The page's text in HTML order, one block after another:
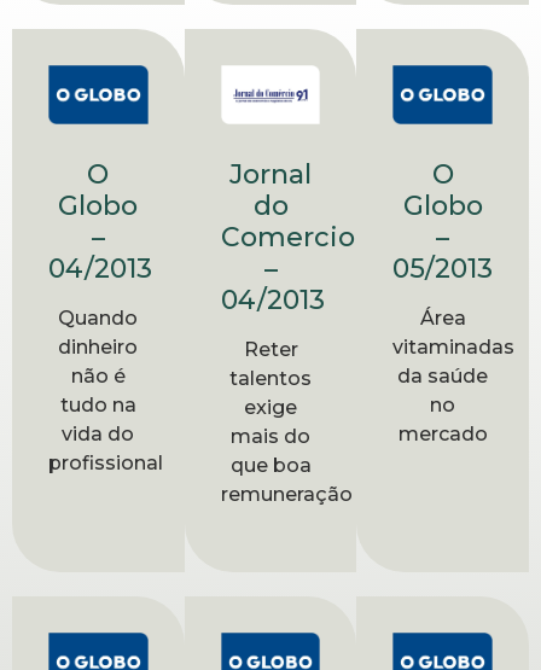
O
Globo
–
04/2013
Quando
dinheiro
não é
tudo na
vida do
profissional
Jornal
do
Comercio
–
04/2013
Reter
talentos
exige
mais do
que boa
remuneração
O
Globo
–
05/2013
Área
vitaminadas
da saúde
no
mercado